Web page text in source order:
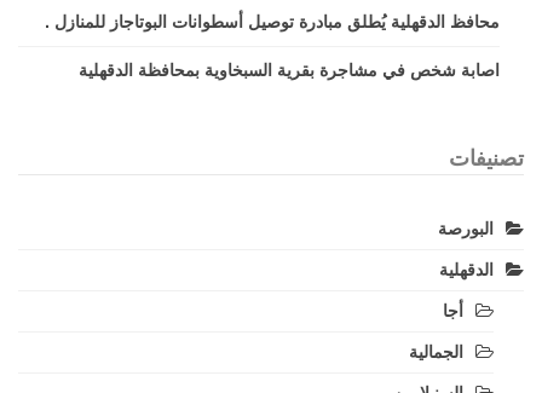
محافظ الدقهلية يُطلق مبادرة توصيل أسطوانات البوتاجاز للمنازل .
اصابة شخص في مشاجرة بقرية السبخاوية بمحافظة الدقهلية
تصنيفات
البورصة
الدقهلية
أجا
الجمالية